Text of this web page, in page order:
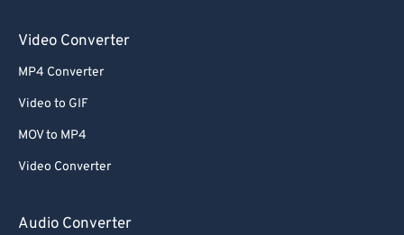
Video Converter
MP4 Converter
Video to GIF
MOV to MP4
Video Converter
Audio Converter